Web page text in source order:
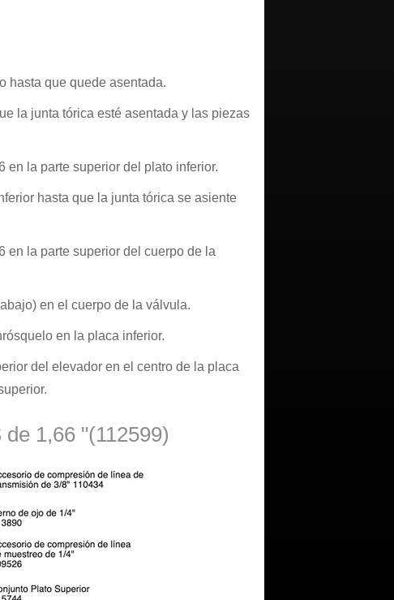
hasta que quede asentada.
la junta tórica esté asentada y las piezas
en la parte superior del plato inferior.
hasta que la junta tórica se asiente
en la parte superior del cuerpo de la
en el cuerpo de la válvula.
en la placa inferior.
del elevador en el centro de la placa
1,66 "(112599)